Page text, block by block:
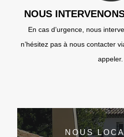
NOUS
En cas d’urgence, nous
n’hésitez pas à nous contacter
appeler.
NOUS